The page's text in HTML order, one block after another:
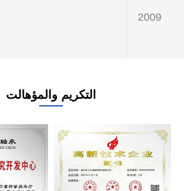
2009
2004
2003
2002
التكريم والمؤهالت